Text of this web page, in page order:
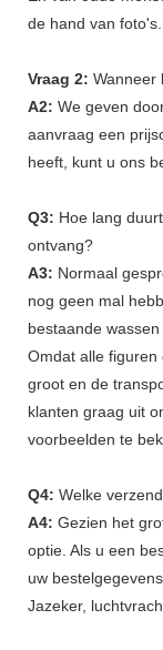
de hand van foto's.
Vraag 2: Wanneer
A2: We geven
aanvraag een
heeft, kunt u ons
Q3: Hoe lang
ontvang?
A3: Normaal
nog geen mal
bestaande
Omdat alle
groot en de
klanten graag uit
voorbeelden te
Q4: Welke
A4: Gezien het
optie. Als u een
uw
Jazeker,